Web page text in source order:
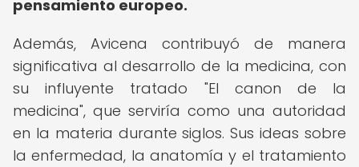
pensamiento europeo.
Además, Avicena contribuyó de manera
significativa al desarrollo de la medicina, con
su influyente tratado "El canon de la
medicina", que serviría como una autoridad
en la materia durante siglos. Sus ideas sobre
la enfermedad, la anatomía y el tratamiento